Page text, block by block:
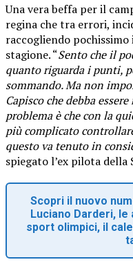
Una vera beffa per il
regina che tra errori,
raccogliendo
stagione. “Sento che il
quanto riguarda i punti,
sommando. Ma non
Capisco che debba
problema è che con la
più complicato
questo va tenuto in
spiegato l’ex pilota della
Scopri il nuovo
Luciano Darderi, le
sport olimpici, il